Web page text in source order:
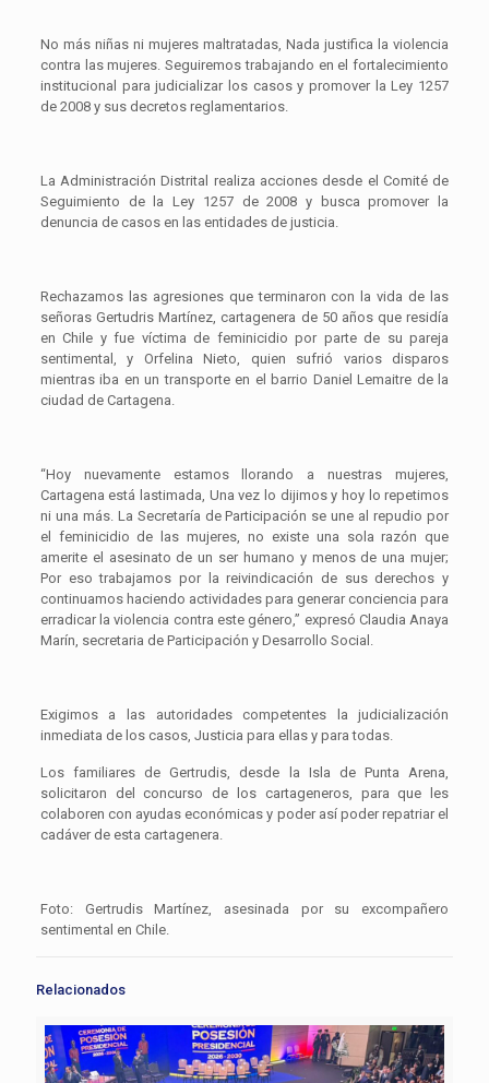
No más niñas ni mujeres maltratadas, Nada justifica la violencia
contra las mujeres. Seguiremos trabajando en el fortalecimiento
institucional para judicializar los casos y promover la Ley 1257
de 2008 y sus decretos reglamentarios.
La Administración Distrital realiza acciones desde el Comité de
Seguimiento de la Ley 1257 de 2008 y busca promover la
denuncia de casos en las entidades de justicia.
Rechazamos las agresiones que terminaron con la vida de las
señoras Gertudris Martínez, cartagenera de 50 años que residía
en Chile y fue víctima de feminicidio por parte de su pareja
sentimental, y Orfelina Nieto, quien sufrió varios disparos
mientras iba en un transporte en el barrio Daniel Lemaitre de la
ciudad de Cartagena.
“Hoy nuevamente estamos llorando a nuestras mujeres,
Cartagena está lastimada, Una vez lo dijimos y hoy lo repetimos
ni una más. La Secretaría de Participación se une al repudio por
el feminicidio de las mujeres, no existe una sola razón que
amerite el asesinato de un ser humano y menos de una mujer;
Por eso trabajamos por la reivindicación de sus derechos y
continuamos haciendo actividades para generar conciencia para
erradicar la violencia contra este género,” expresó Claudia Anaya
Marín, secretaria de Participación y Desarrollo Social.
Exigimos a las autoridades competentes la judicialización
inmediata de los casos, Justicia para ellas y para todas.
Los familiares de Gertrudis, desde la Isla de Punta Arena,
solicitaron del concurso de los cartageneros, para que les
colaboren con ayudas económicas y poder así poder repatriar el
cadáver de esta cartagenera.
Foto: Gertrudis Martínez, asesinada por su excompañero
sentimental en Chile.
Relacionados